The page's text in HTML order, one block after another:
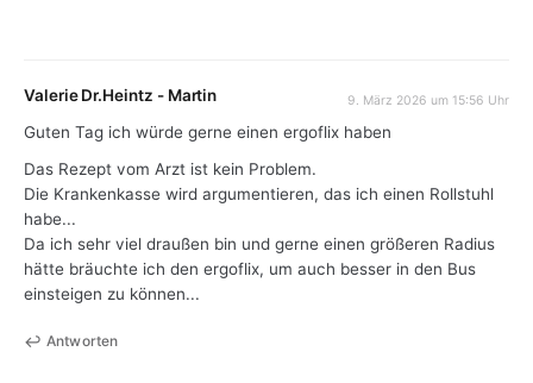
Valerie Dr.Heintz - Martin 9. März 2026 um 15:56 Uhr
Guten Tag ich würde gerne einen ergoflix haben
Das Rezept vom Arzt ist kein Problem.
Die Krankenkasse wird argumentieren, das ich einen Rollstuhl
habe...
Da ich sehr viel draußen bin und gerne einen größeren Radius
hätte bräuchte ich den ergoflix, um auch besser in den Bus
einsteigen zu können...
Antworten